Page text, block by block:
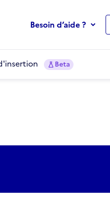
Besoin d’aide ?
Beta